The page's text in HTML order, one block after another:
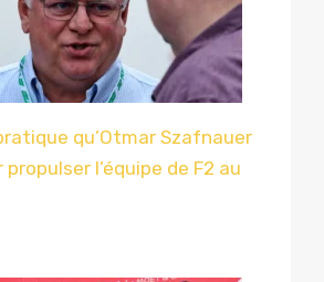
qu’Otmar Szafnauer
l’équipe de F2 au